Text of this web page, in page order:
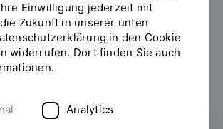
Einwilligung jederzeit mit
Zukunft in unserer unten
in den Cookie
widerrufen. Dort finden Sie auch
Analytics